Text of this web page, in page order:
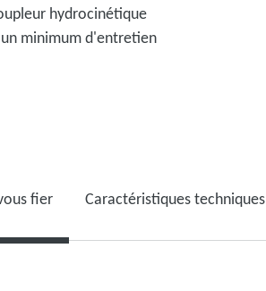
hydrocinétique
minimum d'entretien
fier Caractéristiques techniques